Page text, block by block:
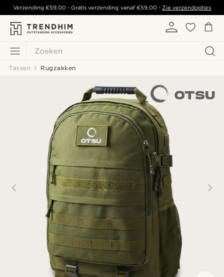
Zoeken
Verzending€59,00 - Gratis verzending vanaf €59,00- Zie verzendopties
Tassen Rugzakken